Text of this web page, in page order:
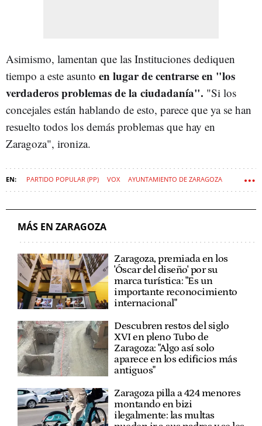
Asimismo, lamentan que las Instituciones dediquen
tiempo a este asunto en lugar de centrarse en "los
verdaderos problemas de la ciudadanía". "Si los
concejales están hablando de esto, parece que ya se han
resuelto todos los demás problemas que hay en
Zaragoza", ironiza.
PARTIDO POPULAR (PP) VOX AYUNTAMIENTO DE ZARAGOZA
MÁS EN ZARAGOZA
Zaragoza, premiada en los
'Óscar del diseño' por su
marca turística: "Es un
importante reconocimiento
internacional"
Descubren restos del siglo
XVI en pleno Tubo de
Zaragoza: "Algo así solo
aparece en los edificios más
antiguos"
Zaragoza pilla a 424 menores
montando en bizi
ilegalmente: las multas